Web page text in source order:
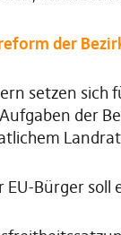
der
setzen
der
EU-Bürger